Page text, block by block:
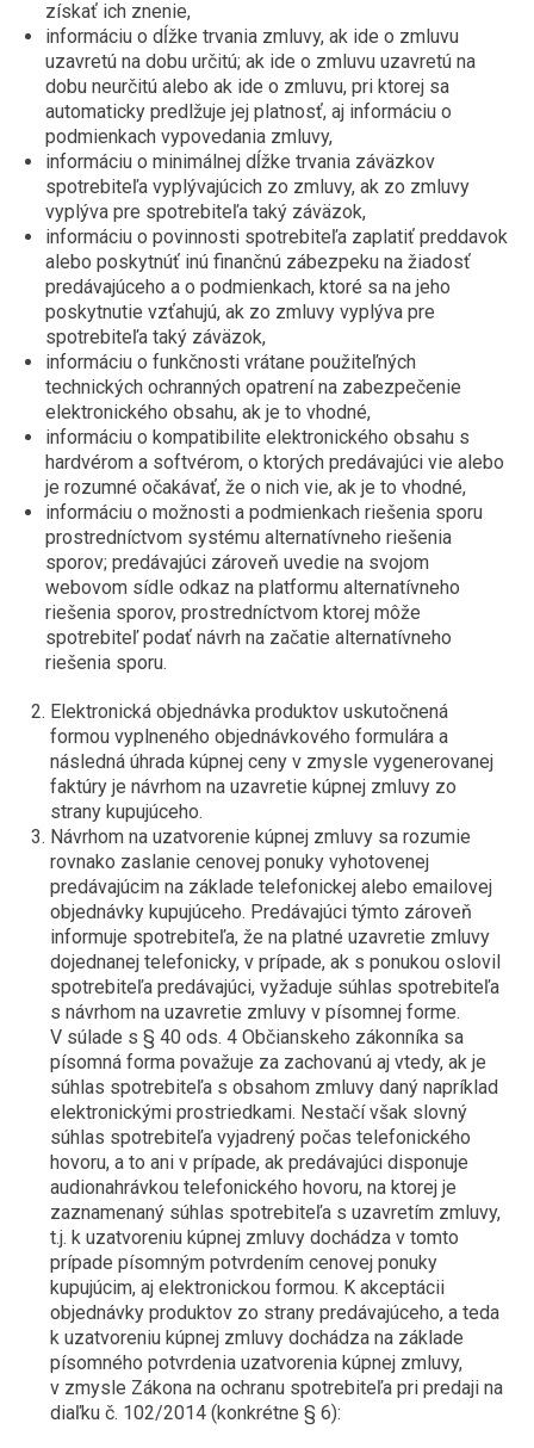
získať ich znenie,
informáciu o dĺžke trvania zmluvy, ak ide o zmluvu
uzavretú na dobu určitú; ak ide o zmluvu uzavretú na
dobu neurčitú alebo ak ide o zmluvu, pri ktorej sa
automaticky predlžuje jej platnosť, aj informáciu o
podmienkach vypovedania zmluvy,
informáciu o minimálnej dĺžke trvania záväzkov
spotrebiteľa vyplývajúcich zo zmluvy, ak zo zmluvy
vyplýva pre spotrebiteľa taký záväzok,
informáciu o povinnosti spotrebiteľa zaplatiť preddavok
alebo poskytnúť inú finančnú zábezpeku na žiadosť
predávajúceho a o podmienkach, ktoré sa na jeho
poskytnutie vzťahujú, ak zo zmluvy vyplýva pre
spotrebiteľa taký záväzok,
informáciu o funkčnosti vrátane použiteľných
technických ochranných opatrení na zabezpečenie
elektronického obsahu, ak je to vhodné,
informáciu o kompatibilite elektronického obsahu s
hardvérom a softvérom, o ktorých predávajúci vie alebo
je rozumné očakávať, že o nich vie, ak je to vhodné,
informáciu o možnosti a podmienkach riešenia sporu
prostredníctvom systému alternatívneho riešenia
sporov; predávajúci zároveň uvedie na svojom
webovom sídle odkaz na platformu alternatívneho
riešenia sporov, prostredníctvom ktorej môže
spotrebiteľ podať návrh na začatie alternatívneho
riešenia sporu.
Elektronická objednávka produktov uskutočnená
formou vyplneného objednávkového formulára a
následná úhrada kúpnej ceny v zmysle vygenerovanej
faktúry je návrhom na uzavretie kúpnej zmluvy zo
strany kupujúceho.
Návrhom na uzatvorenie kúpnej zmluvy sa rozumie
rovnako zaslanie cenovej ponuky vyhotovenej
predávajúcim na základe telefonickej alebo emailovej
objednávky kupujúceho. Predávajúci týmto zároveň
informuje spotrebiteľa, že na platné uzavretie zmluvy
dojednanej telefonicky, v prípade, ak s ponukou oslovil
spotrebiteľa predávajúci, vyžaduje súhlas spotrebiteľa
s návrhom na uzavretie zmluvy v písomnej forme.
V súlade s § 40 ods. 4 Občianskeho zákonníka sa
písomná forma považuje za zachovanú aj vtedy, ak je
súhlas spotrebiteľa s obsahom zmluvy daný napríklad
elektronickými prostriedkami. Nestačí však slovný
súhlas spotrebiteľa vyjadrený počas telefonického
hovoru, a to ani v prípade, ak predávajúci disponuje
audionahrávkou telefonického hovoru, na ktorej je
zaznamenaný súhlas spotrebiteľa s uzavretím zmluvy,
t.j. k uzatvoreniu kúpnej zmluvy dochádza v tomto
prípade písomným potvrdením cenovej ponuky
kupujúcim, aj elektronickou formou. K akceptácii
objednávky produktov zo strany predávajúceho, a teda
k uzatvoreniu kúpnej zmluvy dochádza na základe
písomného potvrdenia uzatvorenia kúpnej zmluvy,
v zmysle Zákona na ochranu spotrebiteľa pri predaji na
diaľku č. 102/2014 (konkrétne § 6):